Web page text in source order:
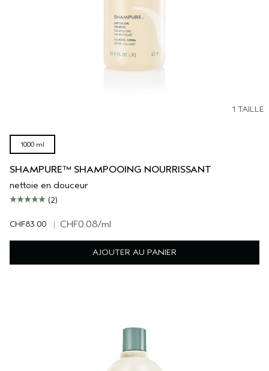
1 TAILLE
1000 ml
SHAMPURE™ SHAMPOOING NOURRISSANT
nettoie en douceur
(2)
CHF83.00 | CHF0.08/ml
AJOUTER AU PANIER